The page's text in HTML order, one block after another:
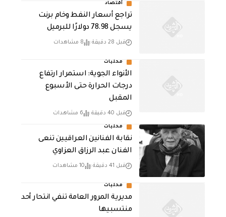
أقتصاد
تراجع أسعار النفط وخام برنت
يسجل 78.98 دولارًا للبرميل
قبل 28 دقيقة 8 مشاهدات
محليات
الأنواء الجوية: استمرار ارتفاع
درجات الحرارة حتى الأسبوع
المقبل
قبل 40 دقيقة 6 مشاهدات
محليات
نقابة الفنانين العراقيين تنعى
الفنان عبد الرزاق العزاوي
قبل 41 دقيقة 10 مشاهدات
محليات
مديرية المرور العامة تنفي انتحار أحد
منتسبيها